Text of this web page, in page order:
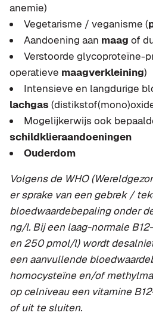
anemie)
Vegetarisme / veganisme (
Aandoening aan maag of
Verstoorde glycoproteïne-
operatieve maagverkleining)
Intensieve en langdurige
lachgas
Mogelijkerwijs ook
schildklieraandoeningen
Ouderdom
Volgens de WHO
er sprake van een gebrek /
bloedwaardebepaling onder
ng/l. Bij een laag-normale
en 250 pmol/l) wordt
een aanvullende
homocysteïne en/of
op celniveau een vitamine
of uit te sluiten.